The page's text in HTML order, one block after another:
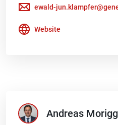
ewald-
Website
Andreas